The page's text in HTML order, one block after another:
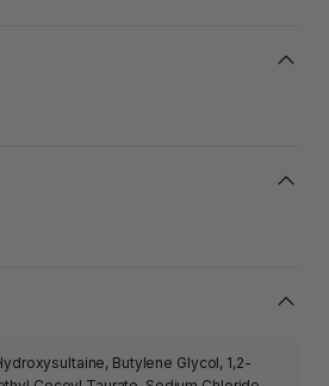
Butylene Glycol, 1,2-